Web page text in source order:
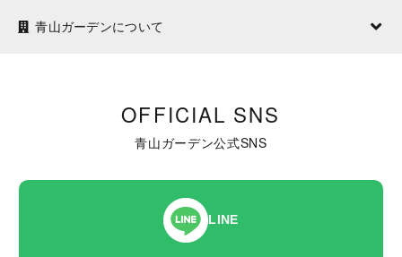
青山ガーデンについて
OFFICIAL SNS
青山ガーデン公式SNS
LINE